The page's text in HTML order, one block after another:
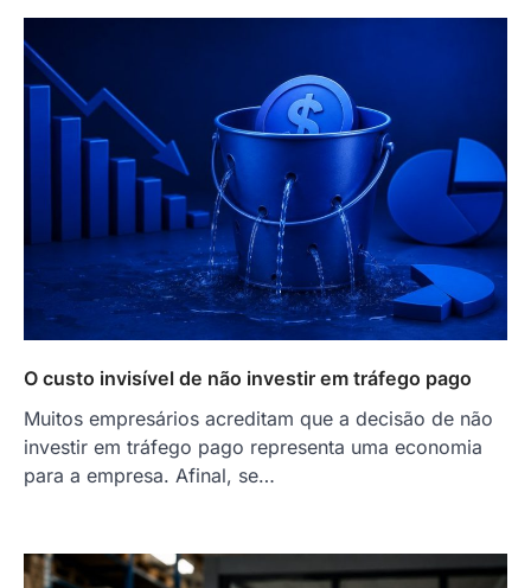
O custo invisível de não investir em tráfego pago
Muitos empresários acreditam que a decisão de não
investir em tráfego pago representa uma economia
para a empresa. Afinal, se…